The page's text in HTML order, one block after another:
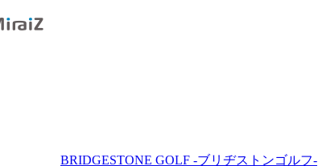
BRIDGESTONE GOLF -ブリヂストンゴルフ-